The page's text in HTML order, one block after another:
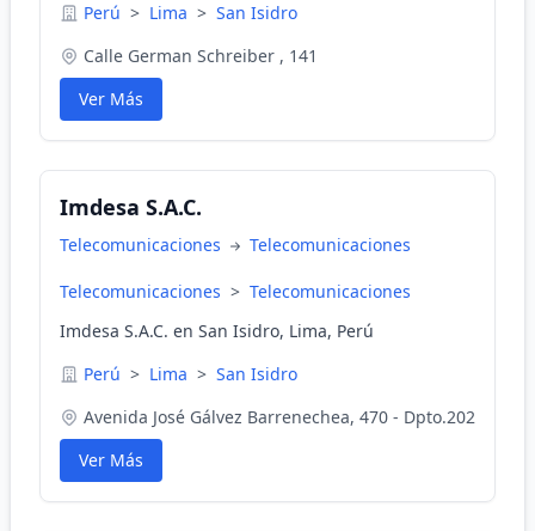
Perú > Lima > San Isidro
Calle German Schreiber , 141
Ver Más
Imdesa S.A.C.
Telecomunicaciones Telecomunicaciones
Telecomunicaciones > Telecomunicaciones
Imdesa S.A.C. en San Isidro, Lima, Perú
Perú > Lima > San Isidro
Avenida José Gálvez Barrenechea, 470 - Dpto.202
Ver Más